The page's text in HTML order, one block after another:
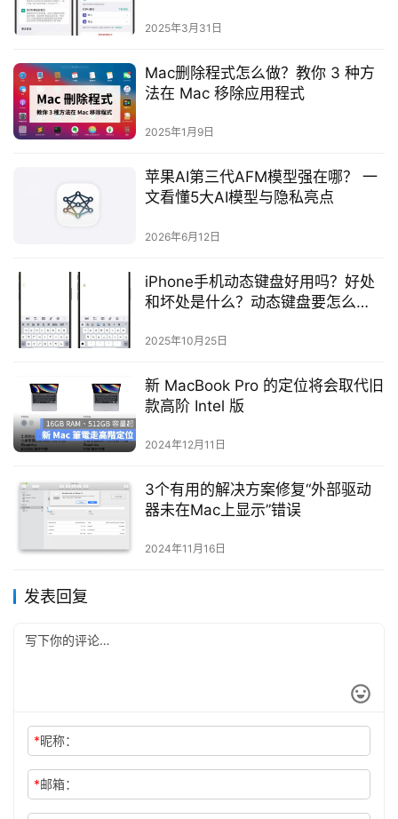
2025年3月31日
Mac删除程式怎么做？教你 3 种方
法在 Mac 移除应用程式
2025年1月9日
苹果AI第三代AFM模型强在哪？ 一
文看懂5大AI模型与隐私亮点
2026年6月12日
iPhone手机动态键盘好用吗？好处
和坏处是什么？动态键盘要怎么
2025年10月25日
新 MacBook Pro 的定位将会取代旧
款高阶 Intel 版
2024年12月11日
3个有用的解决方案修复“外部驱动
器未在Mac上显示”错误
2024年11月16日
发表回复
*昵称：
*邮箱：